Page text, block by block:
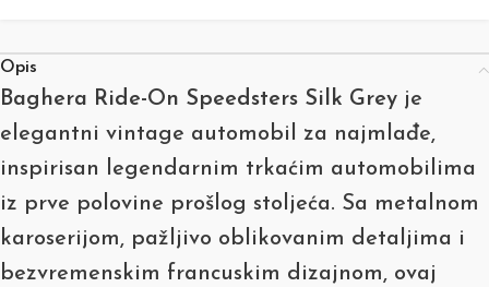
Opis
Baghera Ride-On Speedsters Silk Grey je
elegantni vintage automobil za najmlađe,
inspirisan legendarnim trkaćim automobilima
iz prve polovine prošlog stoljeća. Sa metalnom
karoserijom, pažljivo oblikovanim detaljima i
bezvremenskim francuskim dizajnom, ovaj